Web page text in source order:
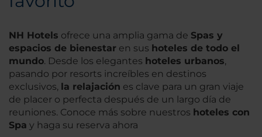
NH Hotels ofrece una amplia gama de Spas y
espacios de bienestar en sus hoteles de todo el
mundo. Desde los elegantes hoteles urbanos,
pasando por resorts increíbles en destinos
exclusivos, la relajación es clave para un gran viaje
de placer o perfecta después de un largo día de
reuniones. Conoce más sobre nuestros hoteles con
Spa y haga su reserva ahora